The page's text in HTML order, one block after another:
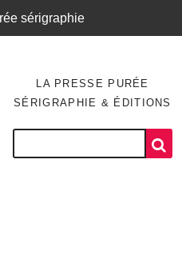
sérigraphie
LA PRESSE PURÉE
SÉRIGRAPHIE & ÉDITIONS